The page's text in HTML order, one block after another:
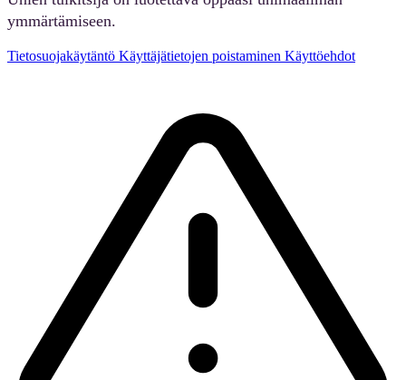
ymmärtämiseen.
Tietosuojakäytäntö Käyttäjätietojen poistaminen Käyttöehdot